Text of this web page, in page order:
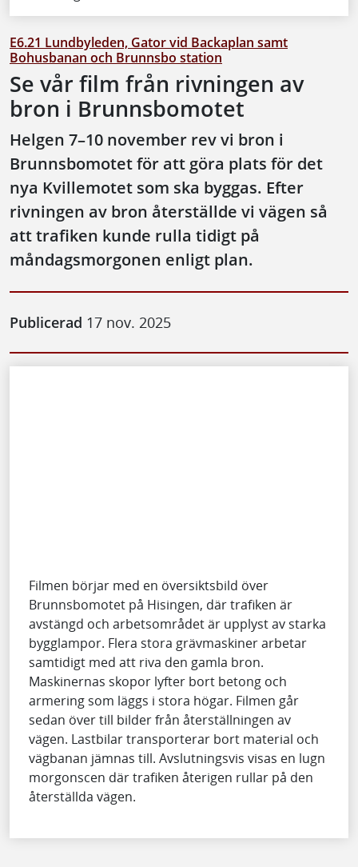
E6.21 Lundbyleden, Gator vid Backaplan samt
Bohusbanan och Brunnsbo station
Se vår film från rivningen av
bron i Brunnsbomotet
Helgen 7–10 november rev vi bron i
Brunnsbomotet för att göra plats för det
nya Kvillemotet som ska byggas. Efter
rivningen av bron återställde vi vägen så
att trafiken kunde rulla tidigt på
måndagsmorgonen enligt plan.
Publicerad 17 nov. 2025
Filmen börjar med en översiktsbild över
Brunnsbomotet på Hisingen, där trafiken är
avstängd och arbetsområdet är upplyst av starka
bygglampor. Flera stora grävmaskiner arbetar
samtidigt med att riva den gamla bron.
Maskinernas skopor lyfter bort betong och
armering som läggs i stora högar. Filmen går
sedan över till bilder från återställningen av
vägen. Lastbilar transporterar bort material och
vägbanan jämnas till. Avslutningsvis visas en lugn
morgonscen där trafiken återigen rullar på den
återställda vägen.